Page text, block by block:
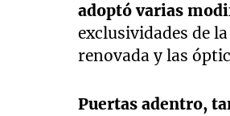
adoptó varias
exclusividades de
renovada y las
Puertas adentro,